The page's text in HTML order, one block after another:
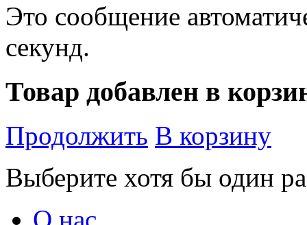
Это сообщение
секунд.
Товар добавлен в
Продолжить В корзину
Выберите хотя бы один